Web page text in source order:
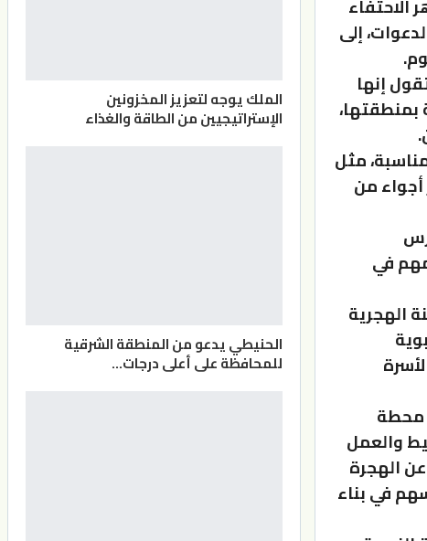
الاحتفاء
إلى
إنها
مثل
من
مهم في
الهجرية
محطة
والعمل
الهجرة
في بناء
الملك يوجه لتعزيز المخزونين
الإستراتيجيين من الطاقة والغذاء
الحنيطي يدعو من المنطقة الشرقية
للمحافظة على أعلى درجات…